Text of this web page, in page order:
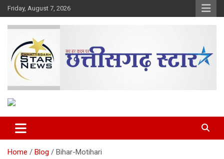
Skip
to
content
Friday, August 7, 2026
Chhattisgarh Star
Home Blog Bihar-Motihari